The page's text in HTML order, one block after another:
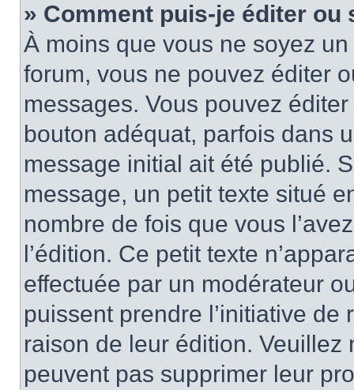
» Comment puis-je éditer
À moins que vous ne soyez
forum, vous ne pouvez éditer
messages. Vous pouvez
bouton adéquat, parfois dans
message initial ait été publié.
message, un petit texte situé
nombre de fois que vous
l’édition. Ce petit texte
effectuée par un modérateur
puissent prendre l’initiative
raison de leur édition.
peuvent pas supprimer leur